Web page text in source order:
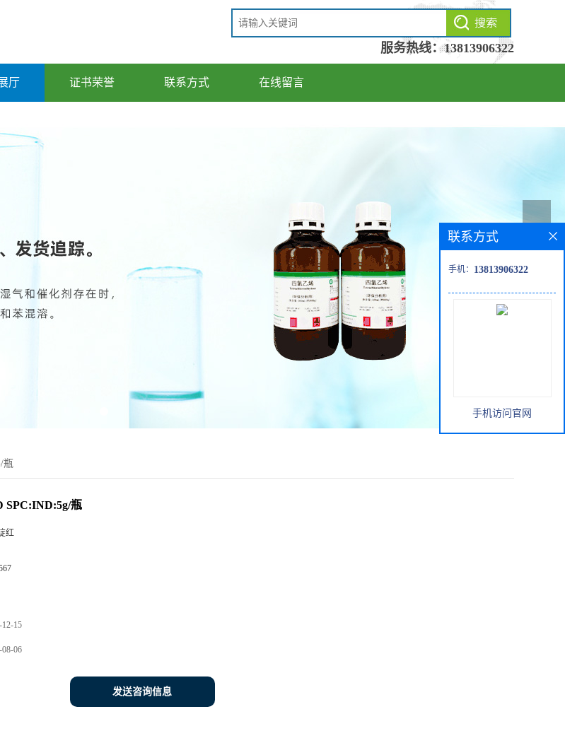
服务热线：13813906322
厅 证书荣誉 联系方式 在线留言
瓶
SPC:IND:5g/瓶
红
12-15
08-06
发送咨询信息
联系方式
手机： 13813906322
手机访问官网